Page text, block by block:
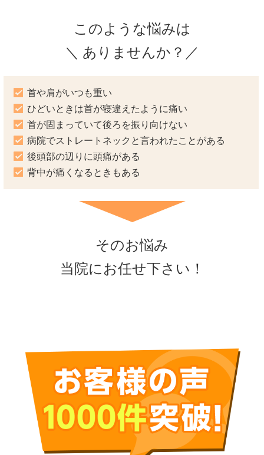
このような悩みは
＼ ありませんか？／
首や肩がいつも重い
ひどいときは首が寝違えたように痛い
首が固まっていて後ろを振り向けない
病院でストレートネックと言われたことがある
後頭部の辺りに頭痛がある
背中が痛くなるときもある
そのお悩み
当院にお任せ下さい！